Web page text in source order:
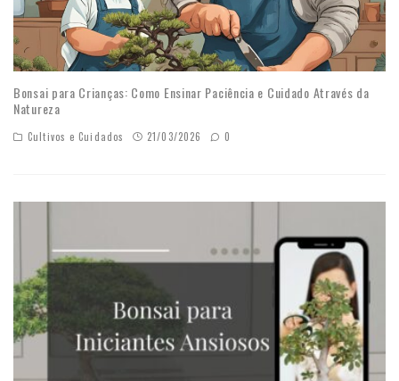
Bonsai para Crianças: Como Ensinar Paciência e Cuidado Através da
Natureza
Cultivos e Cuidados 21/03/2026 0